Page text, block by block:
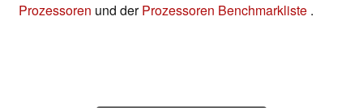
Prozessoren und derProzessoren Benchmarkliste .